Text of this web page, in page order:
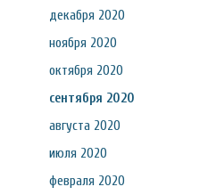
декабря 2020
ноября 2020
октября 2020
сентября 2020
августа 2020
июля 2020
февраля 2020